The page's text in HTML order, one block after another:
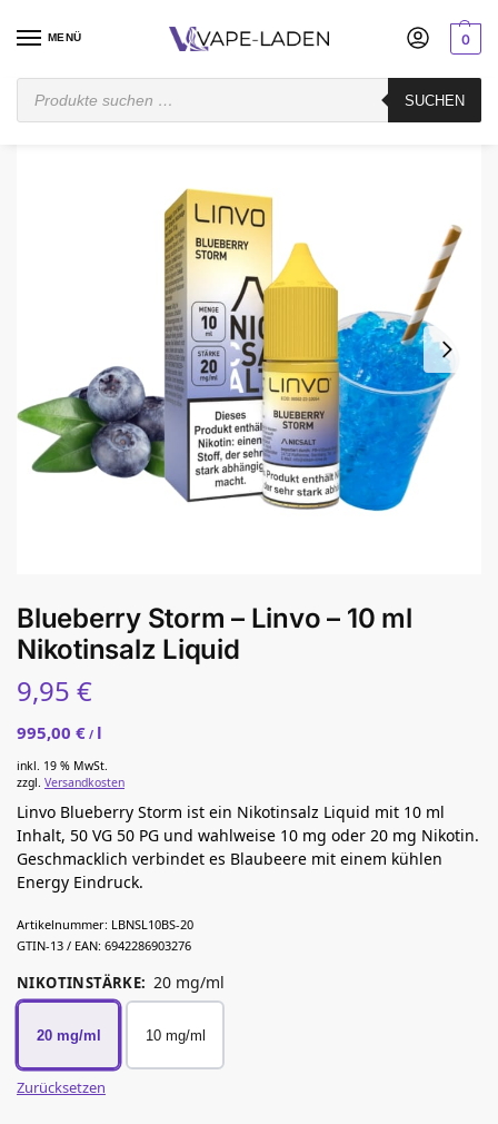
MENÜ
SUCHEN
0
Startseite / E-Liquid / Blueberry Storm – Linvo – 10 ml Nikotinsalz Liquid
Blueberry Storm – Linvo – 10 ml
Nikotinsalz Liquid
9,95 €
995,00 € / l
inkl. 19 % MwSt.
zzgl. Versandkosten
Linvo Blueberry Storm ist ein Nikotinsalz Liquid mit 10 ml
Inhalt, 50 VG 50 PG und wahlweise 10 mg oder 20 mg Nikotin.
Geschmacklich verbindet es Blaubeere mit einem kühlen
Energy Eindruck.
Artikelnummer: LBNSL10BS-20
GTIN-13 / EAN: 6942286903276
NIKOTINSTÄRKE: 20 mg/ml
20 mg/ml 10 mg/ml
Zurücksetzen